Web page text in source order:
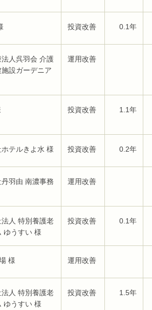
投資改善 0.1年
人呉羽会 介護
設ガーデニア
運用改善
投資改善 1.1年
テルきよ水 様 投資改善 0.2年
羽由 南濃事務
運用改善
人 特別養護老
ゆうすい 様
投資改善 0.1年
様 運用改善
人 特別養護老
ゆうすい 様
投資改善 1.5年